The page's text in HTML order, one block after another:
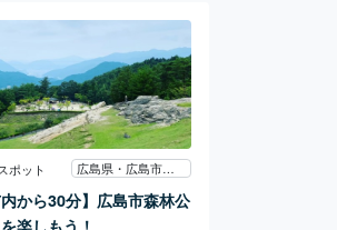
ポット 広島県・広島市東区
内から30分】広島市森林公